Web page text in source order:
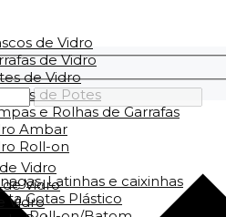
de Vidro
de Vidro
de Vidro
de Potes
e Rolhas de Garrafas
Ambar
Roll-on
Latinhas e caixinhas
Gotas Plástico
Vidro
de Vidro
Vidro